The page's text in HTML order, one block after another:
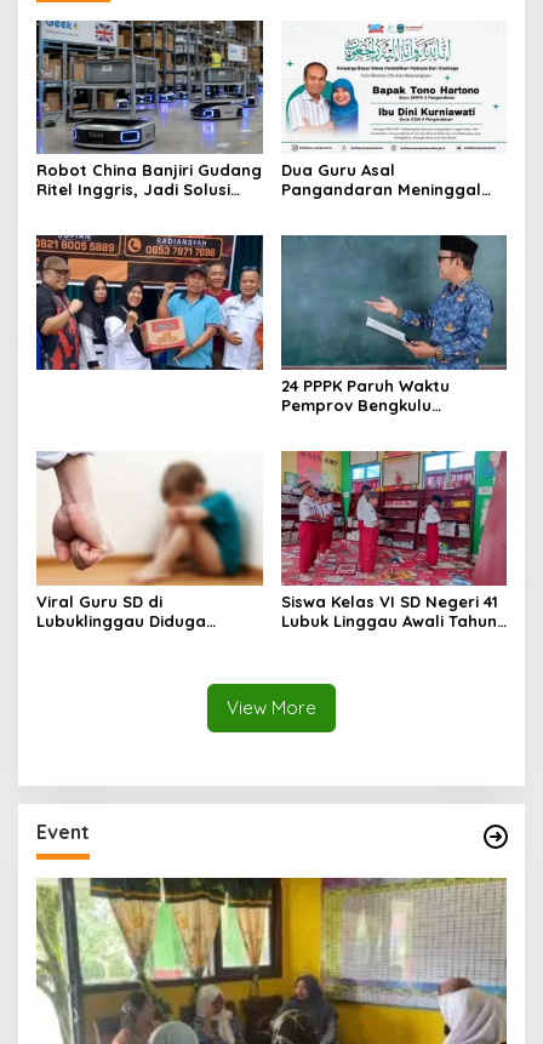
Robot China Banjiri Gudang
Ritel Inggris, Jadi Solusi
Dua Guru Asal
Pangandaran Meninggal
Belasungkawa
24 PPPK Paruh Waktu
Pemprov Bengkulu
Lain
Viral Guru SD di
Lubuklinggau Diduga
Siswa Kelas VI SD Negeri 41
Lubuk Linggau Awali Tahun
View More
Event